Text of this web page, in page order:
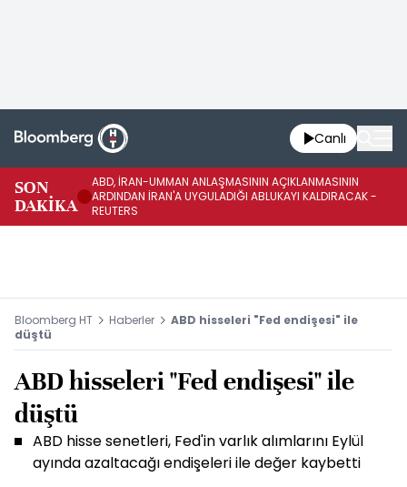
Canlı
SON
DAKİKA
ABD, İRAN-UMMAN ANLAŞMASININ AÇIKLANMASININ
ARDINDAN İRAN'A UYGULADIĞI ABLUKAYI KALDIRACAK -
REUTERS
Bloomberg HT Haberler
ABD hisseleri "Fed endişesi" ile
düştü
ABD hisseleri "Fed endişesi" ile
düştü
ABD hisse senetleri, Fed'in varlık alımlarını Eylül
ayında azaltacağı endişeleri ile değer kaybetti